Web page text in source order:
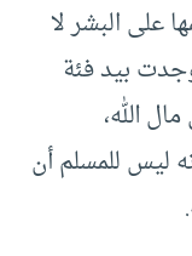
على البشر لا
بيد فئة
الله،
ليس للمسلم أن